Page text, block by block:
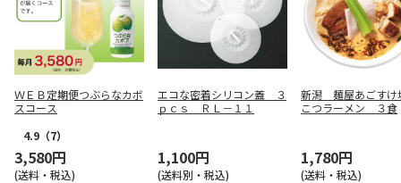
ＷＥＢ定期便つぶらなカボ
スコース
4.9 （7）
3,580円
(送料・税込)
エコな密着シリコン蓋 ３
ｐｃｓ ＲＬ－１１
1,100円
(送料別・税込)
新潟 麺屋あごすけ
こつラーメン ３食
1,780円
(送料・税込)